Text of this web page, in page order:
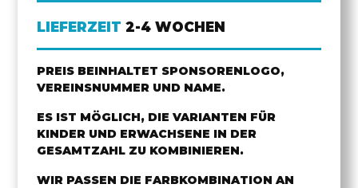
LIEFERZEIT 2-4 WOCHEN
PREIS BEINHALTET SPONSORENLOGO,
VEREINSNUMMER UND NAME.
ES IST MÖGLICH, DIE VARIANTEN FÜR
KINDER UND ERWACHSENE IN DER
GESAMTZAHL ZU KOMBINIEREN.
WIR PASSEN DIE FARBKOMBINATION AN